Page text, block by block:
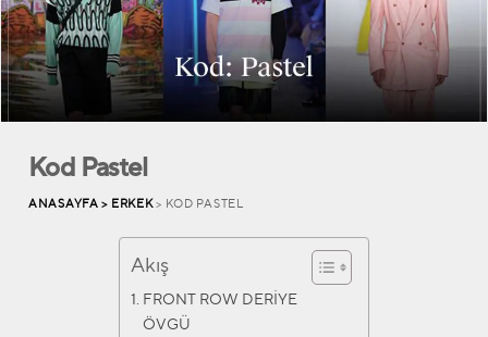
Kod Pastel
ANASAYFA > ERKEK> KOD PASTEL
Akış
FRONT ROW DERİYE
ÖVGÜ